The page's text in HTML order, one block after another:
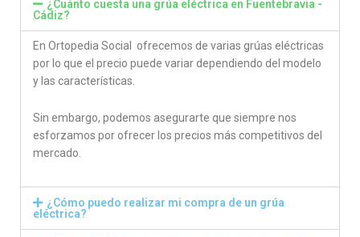
¿Cuánto cuesta una grúa eléctrica en Fuentebravia -
Cádiz?
En Ortopedia Social ofrecemos de varias grúas eléctricas
por lo que el precio puede variar dependiendo del modelo
y las características.
Sin embargo, podemos asegurarte que siempre nos
esforzamos por ofrecer los precios más competitivos del
mercado.
¿Cómo puedo realizar mi compra de un grúa
eléctrica?